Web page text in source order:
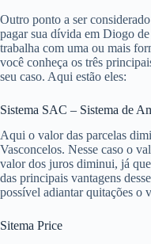
Outro ponto a ser
pagar sua dívida em Diogo
trabalha com uma ou mais
você conheça os três
seu caso. Aqui estão eles:
Sistema SAC – Sistema de
Aqui o valor das parcelas
Vasconcelos. Nesse caso o
valor dos juros diminui, já
das principais vantagens
possível adiantar quitações o
Sitema Price